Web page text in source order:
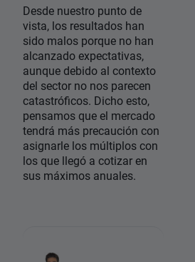
Desde nuestro punto de
vista, los resultados han
sido malos porque no han
alcanzado expectativas,
aunque debido al contexto
del sector no nos parecen
catastróficos. Dicho esto,
pensamos que el mercado
tendrá más precaución con
asignarle los múltiplos con
los que llegó a cotizar en
sus máximos anuales.